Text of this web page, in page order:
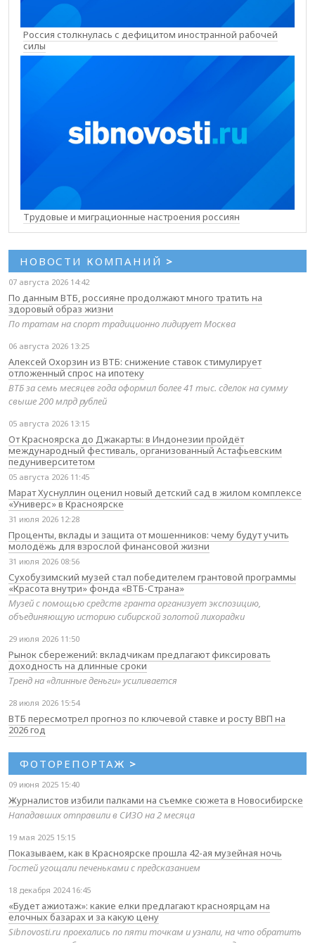
Россия столкнулась с дефицитом иностранной рабочей
силы
Трудовые и миграционные настроения россиян
НОВОСТИ КОМПАНИЙ >
07 августа 2026 14:42
По данным ВТБ, россияне продолжают много тратить на
здоровый образ жизни
По тратам на спорт традиционно лидирует Москва
06 августа 2026 13:25
Алексей Охорзин из ВТБ: снижение ставок стимулирует
отложенный спрос на ипотеку
ВТБ за семь месяцев года оформил более 41 тыс. сделок на сумму
свыше 200 млрд рублей
05 августа 2026 13:15
От Красноярска до Джакарты: в Индонезии пройдёт
международный фестиваль, организованный Астафьевским
педуниверситетом
05 августа 2026 11:45
Марат Хуснуллин оценил новый детский сад в жилом комплексе
«Универс» в Красноярске
31 июля 2026 12:28
Проценты, вклады и защита от мошенников: чему будут учить
молодёжь для взрослой финансовой жизни
31 июля 2026 08:56
Сухобузимский музей стал победителем грантовой программы
«Красота внутри» фонда «ВТБ-Страна»
Музей с помощью средств гранта организует экспозицию,
объединяющую историю сибирской золотой лихорадки
29 июля 2026 11:50
Рынок сбережений: вкладчикам предлагают фиксировать
доходность на длинные сроки
Тренд на «длинные деньги» усиливается
28 июля 2026 15:54
ВТБ пересмотрел прогноз по ключевой ставке и росту ВВП на
2026 год
ФОТОРЕПОРТАЖ >
09 июня 2025 15:40
Журналистов избили палками на съемке сюжета в Новосибирске
Нападавших отправили в СИЗО на 2 месяца
19 мая 2025 15:15
Показываем, как в Красноярске прошла 42-ая музейная ночь
Гостей угощали печеньками с предсказанием
18 декабря 2024 16:45
«Будет ажиотаж»: какие елки предлагают красноярцам на
елочных базарах и за какую цену
Sibnovosti.ru проехались по пяти точкам и узнали, на что обратить